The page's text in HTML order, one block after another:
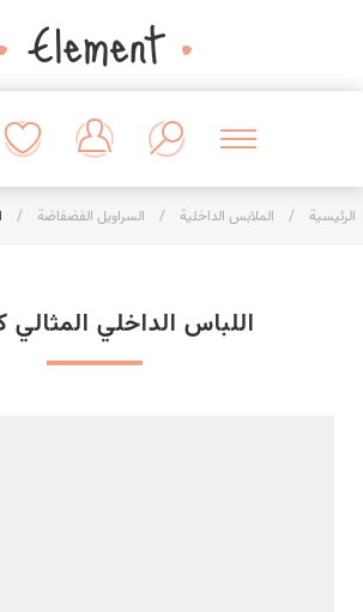
الرئيسية / الملابس الداخلية / السراويل الفضفاضة /
اللباس الداخلي